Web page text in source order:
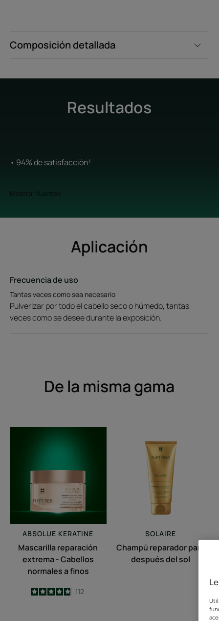
Composición detallada
Resultados
• 94% de satisfacción¹
Mostrar fuentes
Aplicación
Frecuencia de uso
Tantas veces como sea necesario
Pulverizar por todo el cabello seco o húmedo, tantas
veces como se desee durante la exposición.
De la misma gama
-
normales
a
finos
ABSOLUE KERATINE
Mascarilla reparación
extrema - Cabellos
normales a finos
4.8
/5
112
reparador
para
después
del
sol
SOLAIRE
Champú reparador para
después del sol